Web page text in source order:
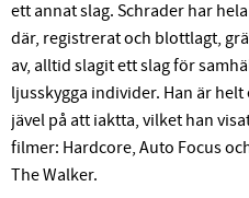
ett annat slag. Schrader har
där, registrerat och blottlagt,
av, alltid slagit ett slag för
ljusskygga individer. Han är helt
jävel på att iaktta, vilket han
filmer: Hardcore, Auto Focus
The Walker.